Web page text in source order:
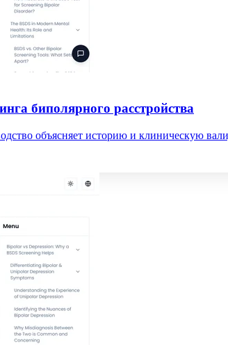
биполярного расстройства
объясняет историю и клиническую